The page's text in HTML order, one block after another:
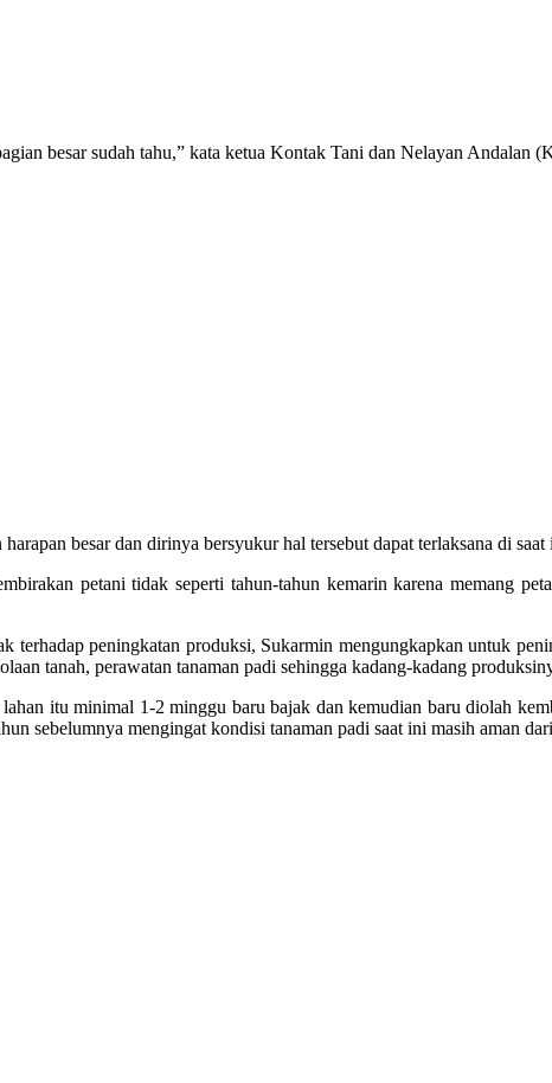
besar sudah tahu,” kata ketua Kontak Tani dan Nelayan
besar dan dirinya bersyukur hal tersebut dapat terlaksana di saat
petani tidak seperti tahun-tahun kemarin karena memang
terhadap peningkatan produksi, Sukarmin mengungkapkan untuk
tanah, perawatan tanaman padi sehingga kadang-kadang
itu minimal 1-2 minggu baru bajak dan kemudian baru diolah
sebelumnya mengingat kondisi tanaman padi saat ini masih aman